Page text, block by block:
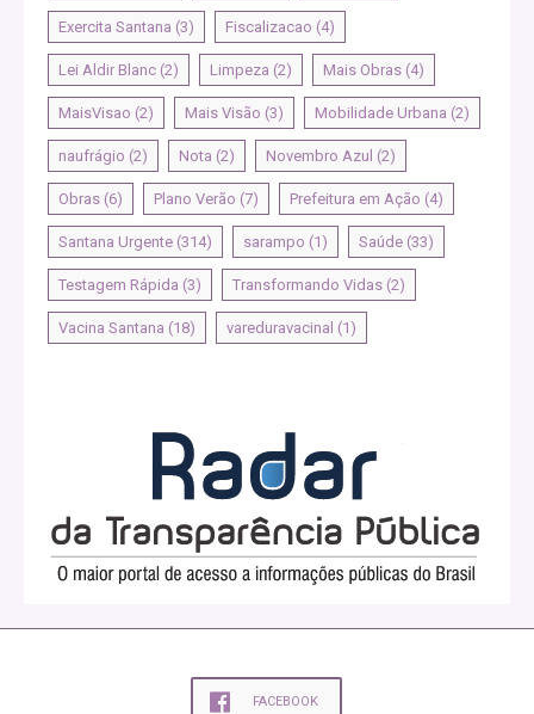
Exercita Santana (3) Fiscalizacao (4)
Lei Aldir Blanc (2) Limpeza (2) Mais Obras (4)
MaisVisao (2) Mais Visão (3) Mobilidade Urbana (2)
naufrágio (2) Nota (2) Novembro Azul (2)
Obras (6) Plano Verão (7) Prefeitura em Ação (4)
Santana Urgente (314) sarampo (1) Saúde (33)
Testagem Rápida (3) Transformando Vidas (2)
Vacina Santana (18) vareduravacinal (1)
FACEBOOK